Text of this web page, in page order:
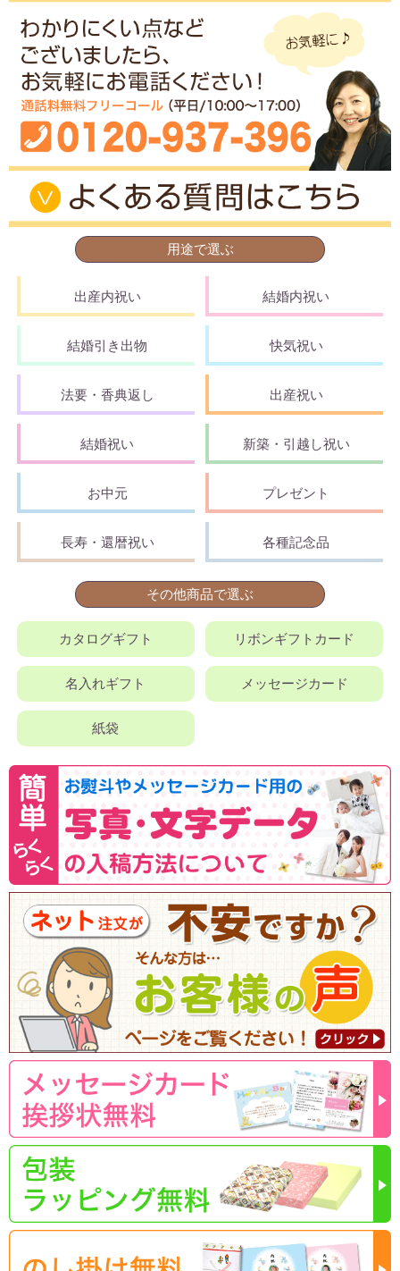
用途で選ぶ
出産内祝い 結婚内祝い
結婚引き出物 快気祝い
法要・香典返し 出産祝い
結婚祝い 新築・引越し祝い
お中元 プレゼント
長寿・還暦祝い 各種記念品
その他商品で選ぶ
カタログギフト リボンギフトカード
名入れギフト メッセージカード
紙袋